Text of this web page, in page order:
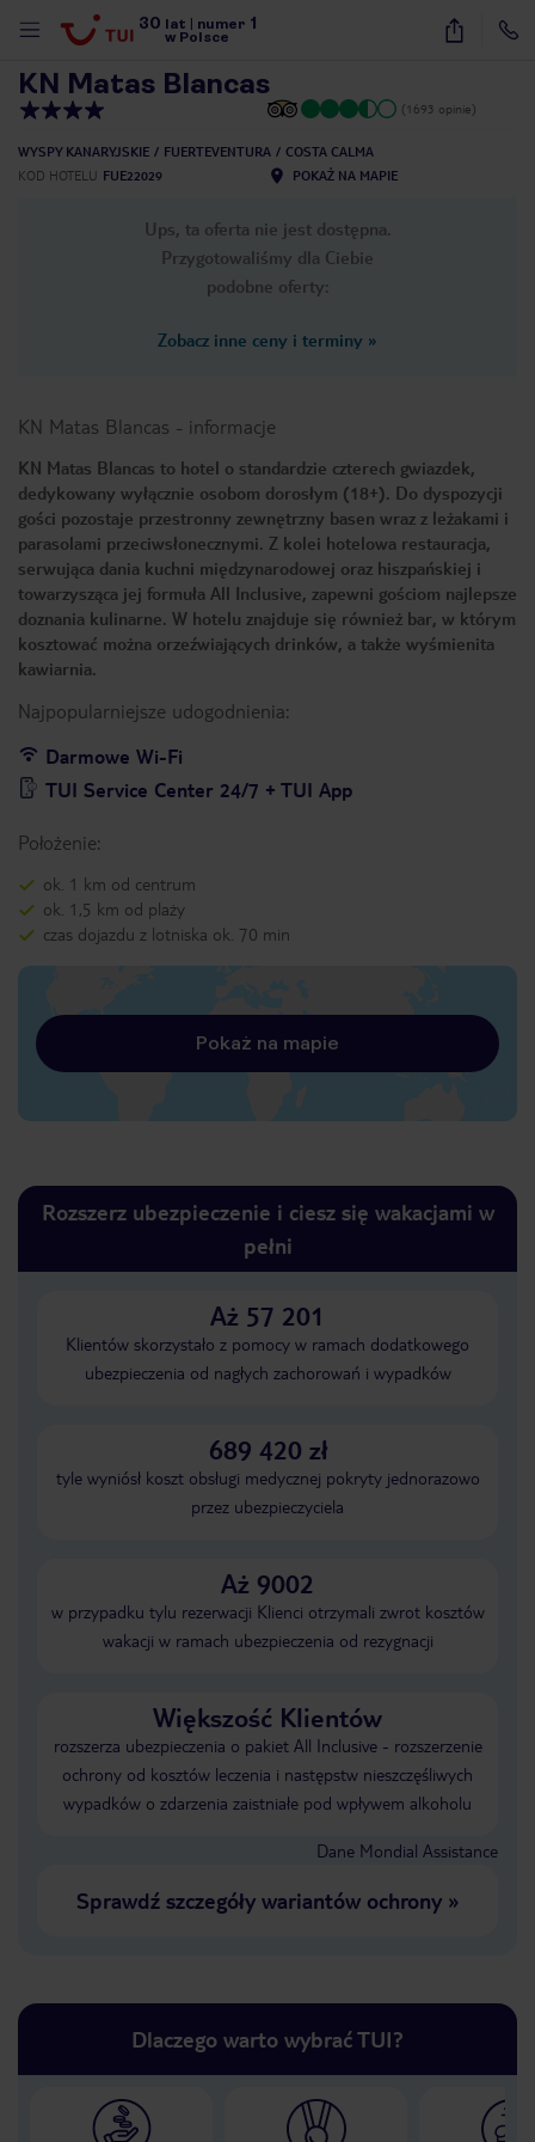
30 lat numer 1
w Polsce
15
KN Matas Blancas
(1693 opinie)
WYSPY KANARYJSKIE FUERTEVENTURA
COSTA CALMA
KOD HOTELU FUE22029 POKAŻ NA MAPIE
Ups, ta oferta nie jest dostępna.
Przygotowaliśmy dla Ciebie
podobne oferty:
Zobacz inne ceny i terminy »
KN Matas Blancas - informacje
KN Matas Blancas to hotel o standardzie czterech gwiazdek,
dedykowany wyłącznie osobom dorosłym (18+). Do dyspozycji
gości pozostaje przestronny zewnętrzny basen wraz z leżakami i
parasolami przeciwsłonecznymi. Z kolei hotelowa restauracja,
serwująca dania kuchni międzynarodowej oraz hiszpańskiej i
towarzysząca jej formuła All Inclusive, zapewni gościom najlepsze
doznania kulinarne. W hotelu znajduje się również bar, w którym
kosztować można orzeźwiających drinków, a także wyśmienita
kawiarnia.
Najpopularniejsze udogodnienia:
Darmowe Wi-Fi
TUI Service Center 24/7 + TUI App
Położenie:
ok. 1 km od centrum
ok. 1,5 km od plaży
czas dojazdu z lotniska ok. 70 min
Pokaż na mapie
Rozszerz ubezpieczenie i ciesz się wakacjami w
pełni
Aż 57 201
Klientów skorzystało z pomocy w ramach dodatkowego
ubezpieczenia od nagłych zachorowań i wypadków
689 420 zł
tyle wyniósł koszt obsługi medycznej pokryty jednorazowo
przez ubezpieczyciela
Aż 9002
w przypadku tylu rezerwacji Klienci otrzymali zwrot kosztów
wakacji w ramach ubezpieczenia od rezygnacji
Większość Klientów
rozszerza ubezpieczenia o pakiet All Inclusive - rozszerzenie
ochrony od kosztów leczenia i następstw nieszczęśliwych
wypadków o zdarzenia zaistniałe pod wpływem alkoholu
Dane Mondial Assistance
Sprawdź szczegóły wariantów ochrony»
Dlaczego warto wybrać TUI?